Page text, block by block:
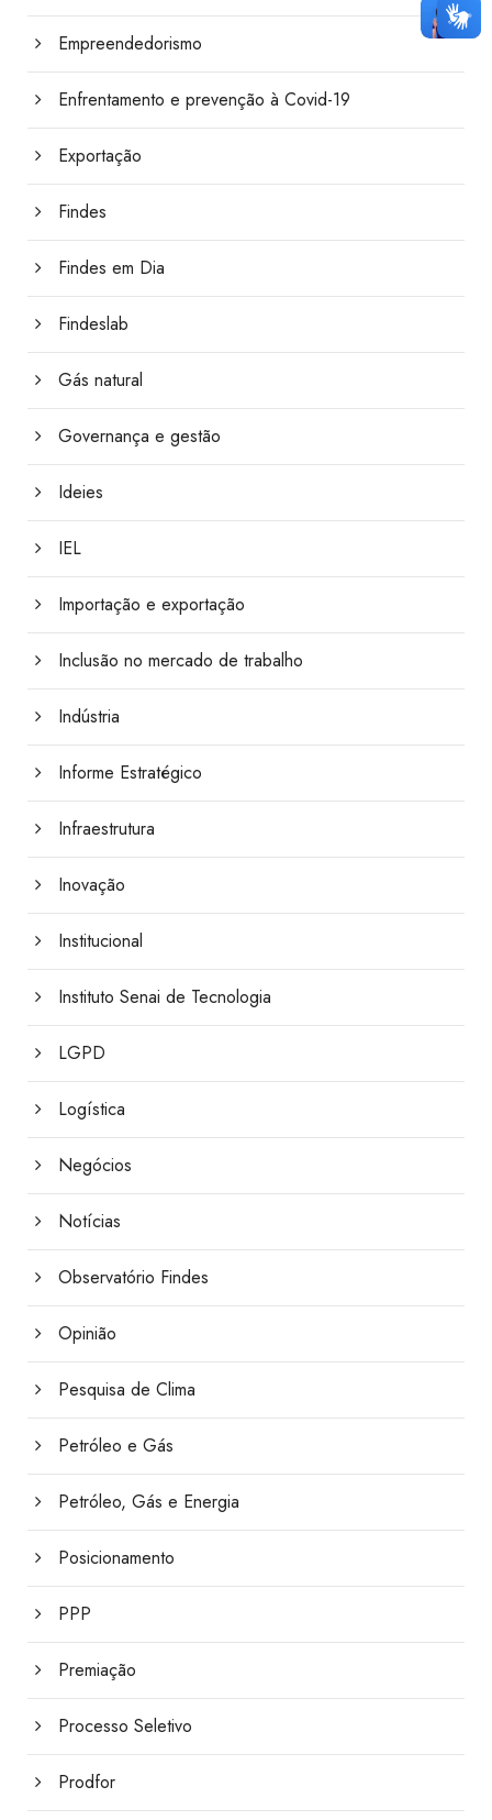
Empreendedorismo
Enfrentamento e prevenção à Covid-19
Exportação
Findes
Findes em Dia
Findeslab
Gás natural
Governança e gestão
Ideies
IEL
Importação e exportação
Inclusão no mercado de trabalho
Indústria
Informe Estratégico
Infraestrutura
Inovação
Institucional
Instituto Senai de Tecnologia
LGPD
Logística
Negócios
Notícias
Observatório Findes
Opinião
Pesquisa de Clima
Petróleo e Gás
Petróleo, Gás e Energia
Posicionamento
PPP
Premiação
Processo Seletivo
Prodfor